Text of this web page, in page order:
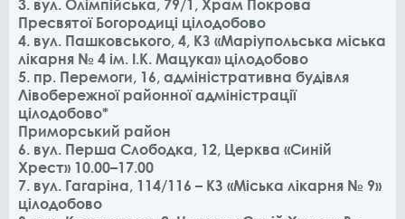
3. вул. Олімпійська, 79/1, Храм Покрова
Пресвятої Богородиці цілодобово
4. вул. Пашковського, 4, КЗ «Маріупольська міська
лікарня № 4 ім. І.К. Мацука» цілодобово
5. пр. Перемоги, 16, адміністративна будівля
Лівобережної районної адміністрації
цілодобово*
Приморський район
6. вул. Перша Слободка, 12, Церква «Синій
Хрест» 10.00–17.00
7. вул. Гагаріна, 114/116 – КЗ «Міська лікарня № 9»
цілодобово